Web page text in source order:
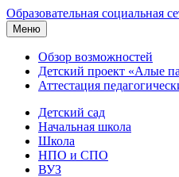
Образовательная социальная
Меню
Обзор возможностей
Детский проект «Алые
Аттестация
Детский сад
Начальная школа
Школа
НПО и СПО
ВУЗ